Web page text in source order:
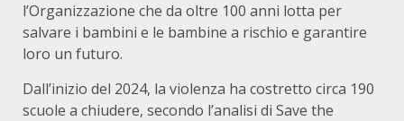
l’Organizzazione che da oltre 100 anni lotta per
salvare i bambini e le bambine a rischio e garantire
loro un futuro.
Dall’inizio del 2024, la violenza ha costretto circa 190
scuole a chiudere, secondo l’analisi di Save the